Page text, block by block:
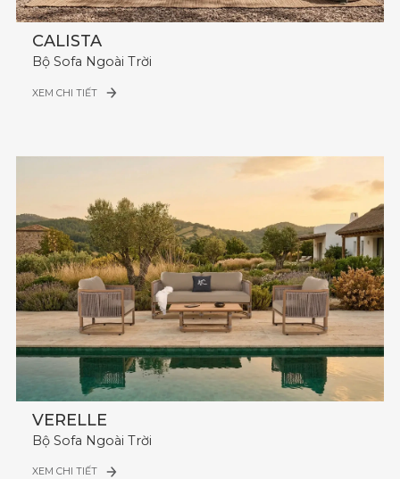
CALISTA
Bộ Sofa Ngoài Trời
XEM CHI TIẾT
VERELLE
Bộ Sofa Ngoài Trời
XEM CHI TIẾT